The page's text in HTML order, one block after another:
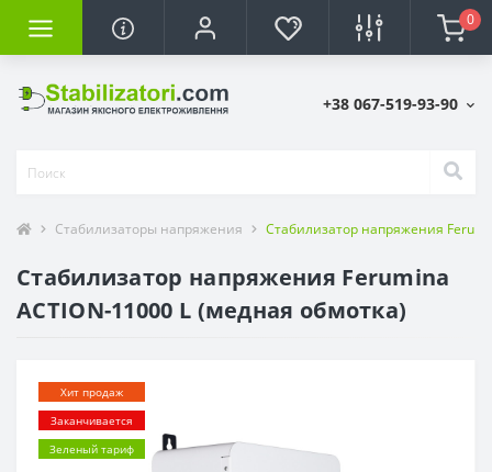
0
+38 067-519-93-90
Стабилизаторы напряжения Стабилизатор напряжения
Стабилизатор напряжения Ferumina
ACTION-11000 L (медная обмотка)
Хит продаж
Заканчивается
Зеленый тариф